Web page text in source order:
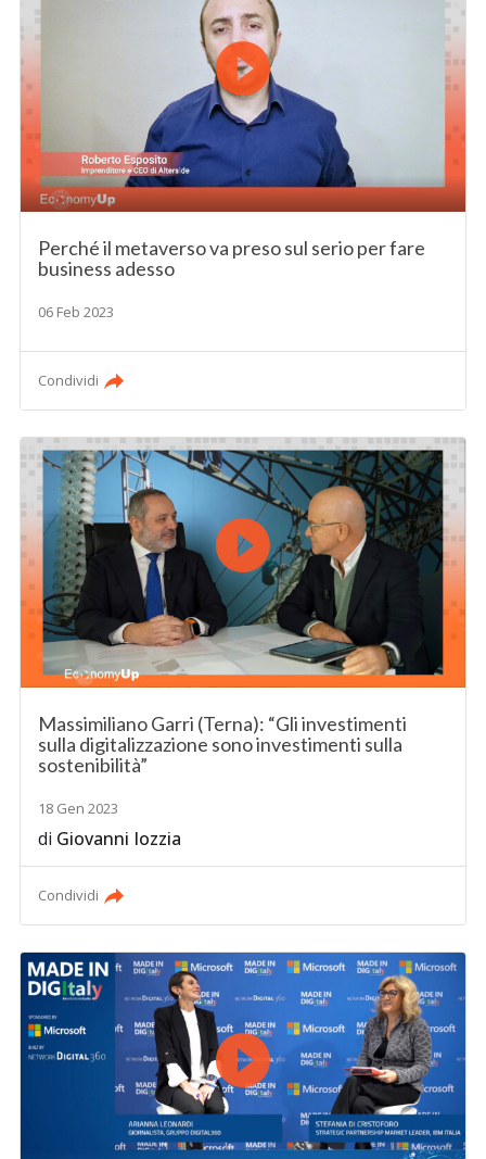
Perché il metaverso va preso sul serio per fare
business adesso
06 Feb 2023
Condividi
Massimiliano Garri (Terna): “Gli investimenti
sulla digitalizzazione sono investimenti sulla
sostenibilità”
18 Gen 2023
di Giovanni Iozzia
Condividi